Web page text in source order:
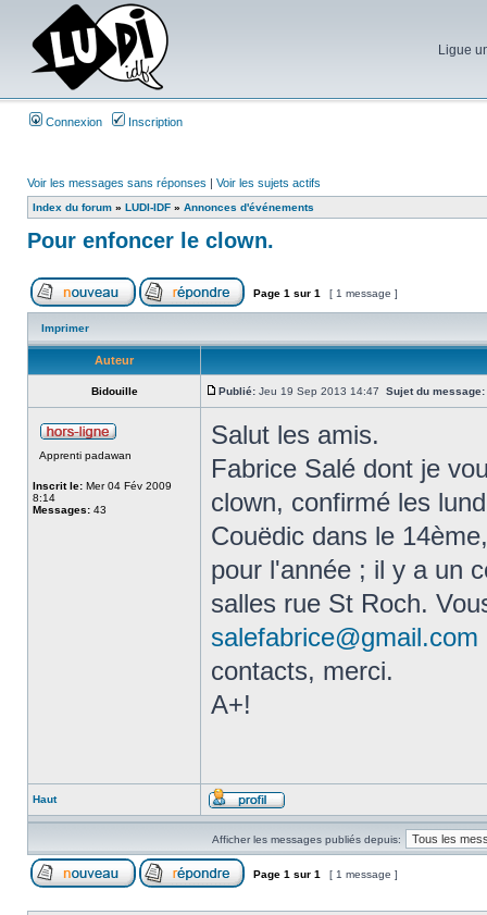
Ligue
Connexion Inscription
Voir les messages sans réponses | Voir les sujets actifs
Index du forum » LUDI-IDF » Annonces d'événements
Pour enfoncer le clown.
Page 1 sur 1 [ 1 message ]
Imprimer
Auteur
Bidouille Publié: Jeu 19 Sep 2013 14:47 Sujet du message:
Apprenti padawan
Inscrit le: Mer 04 Fév 2009
8:14
Messages: 43
Salut les amis.
Fabrice Salé dont je
clown, confirmé les
Couëdic dans le
pour l'année ; il y a un
salles rue St Roch.
salefabrice@gmail.com
contacts, merci.
A+!
Haut
Afficher les messages publiés depuis:
Page 1 sur 1 [ 1 message ]